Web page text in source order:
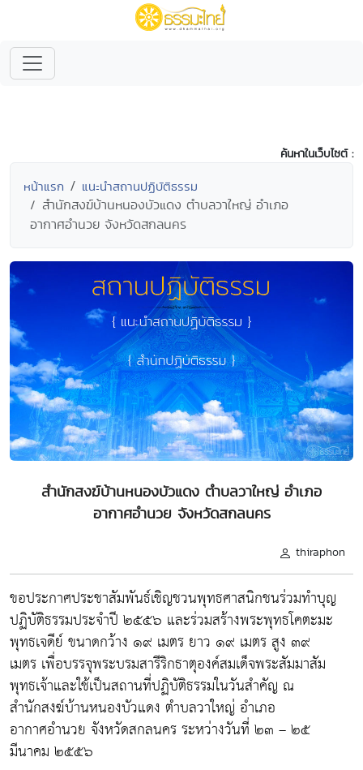
ค้นหาในเว็บไซต์ :
หน้าแรก แนะนำสถานปฏิบัติธรรม
สำนักสงฆ์บ้านหนองบัวแดง ตำบลวาใหญ่ อำเภอ
อากาศอำนวย จังหวัดสกลนคร
สำนักสงฆ์บ้านหนองบัวแดง ตำบลวาใหญ่ อำเภอ
อากาศอำนวย จังหวัดสกลนคร
thiraphon
ขอประกาศประชาสัมพันธ์เชิญชวนพุทธศาสนิกชนร่วมทำบุญ
ปฏิบัติธรรมประจำปี ๒๕๕๖ และร่วมสร้างพระพุทธโคตะมะ
พุทธเจดีย์ ขนาดกว้าง ๑๙ เมตร ยาว ๑๙ เมตร สูง ๓๙
เมตร เพื่อบรรจุพระบรมสารีริกธาตุองค์สมเด็จพระสัมมาสัม
พุทธเจ้าและใช้เป็นสถานที่ปฏิบัติธรรมในวันสำคัญ ณ
สำนักสงฆ์บ้านหนองบัวแดง ตำบลวาใหญ่ อำเภอ
อากาศอำนวย จังหวัดสกลนคร ระหว่างวันที่ ๒๓ – ๒๕
มีนาคม ๒๕๕๖